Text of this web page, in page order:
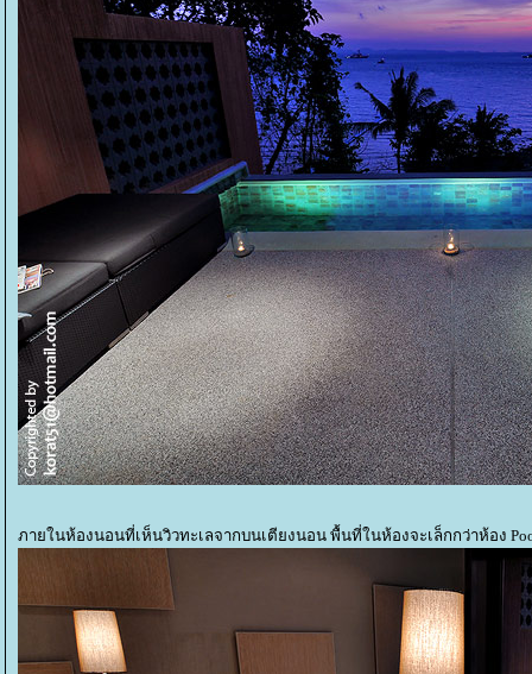
ภายในห้องนอนที่เห็นวิวทะเลจากบนเตียงนอน พื้นที่ในห้องจะเล็กกว่าห้อง